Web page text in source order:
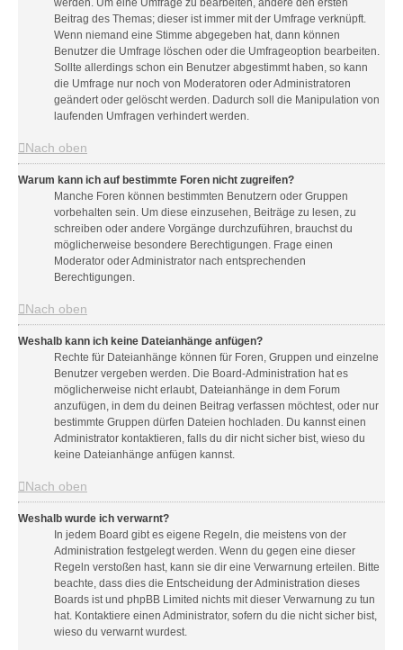
werden. Um eine Umfrage zu bearbeiten, ändere den ersten
Beitrag des Themas; dieser ist immer mit der Umfrage verknüpft.
Wenn niemand eine Stimme abgegeben hat, dann können
Benutzer die Umfrage löschen oder die Umfrageoption bearbeiten.
Sollte allerdings schon ein Benutzer abgestimmt haben, so kann
die Umfrage nur noch von Moderatoren oder Administratoren
geändert oder gelöscht werden. Dadurch soll die Manipulation von
laufenden Umfragen verhindert werden.
Nach oben
Warum kann ich auf bestimmte Foren nicht zugreifen?
Manche Foren können bestimmten Benutzern oder Gruppen
vorbehalten sein. Um diese einzusehen, Beiträge zu lesen, zu
schreiben oder andere Vorgänge durchzuführen, brauchst du
möglicherweise besondere Berechtigungen. Frage einen
Moderator oder Administrator nach entsprechenden
Berechtigungen.
Nach oben
Weshalb kann ich keine Dateianhänge anfügen?
Rechte für Dateianhänge können für Foren, Gruppen und einzelne
Benutzer vergeben werden. Die Board-Administration hat es
möglicherweise nicht erlaubt, Dateianhänge in dem Forum
anzufügen, in dem du deinen Beitrag verfassen möchtest, oder nur
bestimmte Gruppen dürfen Dateien hochladen. Du kannst einen
Administrator kontaktieren, falls du dir nicht sicher bist, wieso du
keine Dateianhänge anfügen kannst.
Nach oben
Weshalb wurde ich verwarnt?
In jedem Board gibt es eigene Regeln, die meistens von der
Administration festgelegt werden. Wenn du gegen eine dieser
Regeln verstoßen hast, kann sie dir eine Verwarnung erteilen. Bitte
beachte, dass dies die Entscheidung der Administration dieses
Boards ist und phpBB Limited nichts mit dieser Verwarnung zu tun
hat. Kontaktiere einen Administrator, sofern du die nicht sicher bist,
wieso du verwarnt wurdest.